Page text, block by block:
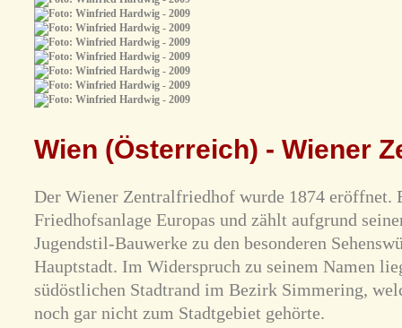
Wien (Österreich) - Wiener
Der Wiener Zentralfriedhof wurde 1874 eröffnet.
Friedhofsanlage Europas und zählt aufgrund
Jugendstil-Bauwerke zu den besonderen
Hauptstadt. Im Widerspruch zu seinem Namen
südöstlichen Stadtrand im Bezirk Simmering,
noch gar nicht zum Stadtgebiet gehörte.